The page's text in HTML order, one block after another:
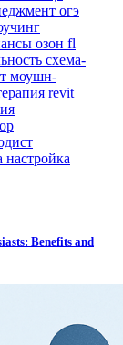
огэ
озон fl
схема-
моушн-
revit
настройка
Benefits and